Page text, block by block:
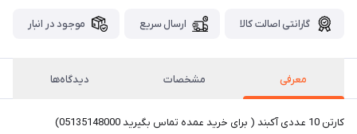
گارانتی اصالت کالا ارسال سریع موجود در انبار
معرفی مشخصات دیدگاه‌ها
کارتن 10 عددی آکبند ( برای خرید عمده تماس بگیرید 05135148000)